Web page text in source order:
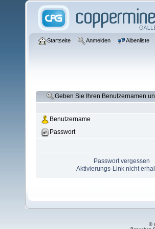
Startseite Anmelden Albenliste
Geben Sie Ihren Benutzernamen
Benutzername
Passwort
Passwort vergessen
Aktivierungs-Link nicht
©